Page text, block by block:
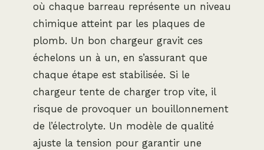
où chaque barreau représente un niveau
chimique atteint par les plaques de
plomb. Un bon chargeur gravit ces
échelons un à un, en s’assurant que
chaque étape est stabilisée. Si le
chargeur tente de charger trop vite, il
risque de provoquer un bouillonnement
de l’électrolyte. Un modèle de qualité
ajuste la tension pour garantir une